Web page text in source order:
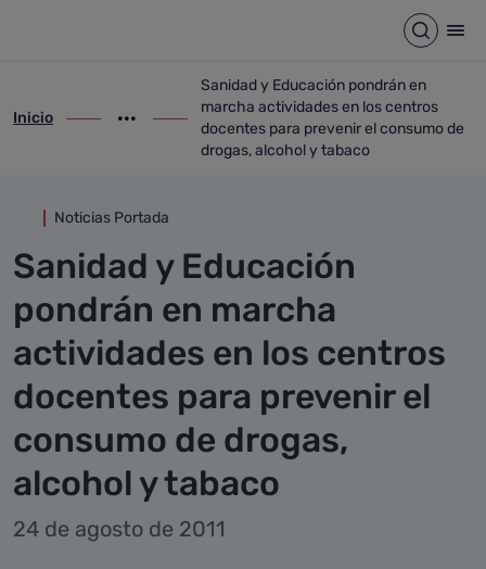
Abrir
ir-a inicio
Inicio
Mostrar opciones del camino de migas
ir-a Sanidad y Educación pondrán en
Sanidad y Educación pondrán en
marcha actividades en los centros
docentes para prevenir el consumo de
drogas, alcohol y tabaco
Noticias Portada
Sanidad y Educación
pondrán en marcha
actividades en los centros
docentes para prevenir el
consumo de drogas,
alcohol y tabaco
24 de agosto de 2011